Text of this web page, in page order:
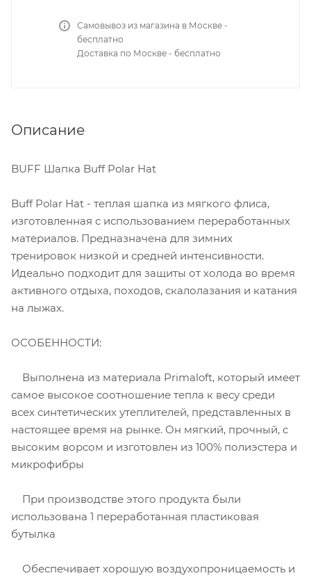
Самовывоз из магазина в Москве -
бесплатно
Доставка по Москве - бесплатно
Описание
BUFF Шапка Buff Polar Hat
Buff Polar Hat - теплая шапка из мягкого флиса,
изготовленная с использованием переработанных
материалов. Предназначена для зимних
тренировок низкой и средней интенсивности.
Идеально подходит для защиты от холода во время
активного отдыха, походов, скалолазания и катания
на лыжах.
ОСОБЕННОСТИ:
Выполнена из материала Primaloft, который имеет
самое высокое соотношение тепла к весу среди
всех синтетических утеплителей, представленных в
настоящее время на рынке. Он мягкий, прочный, с
высоким ворсом и изготовлен из 100% полиэстера и
микрофибры
При производстве этого продукта были
использована 1 переработанная пластиковая
бутылка
Обеспечивает хорошую воздухопроницаемость и